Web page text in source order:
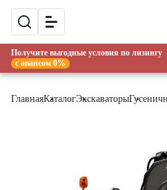
Получите выгодные условия по лизингу
с авансом 0%
ГлавнаяКаталогЭкскаваторы